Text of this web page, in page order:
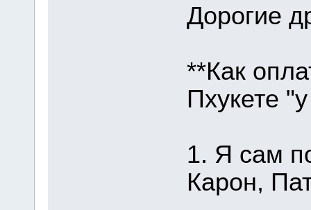
Дорогие
**Как
Пхукете
1. Я сам
Карон,